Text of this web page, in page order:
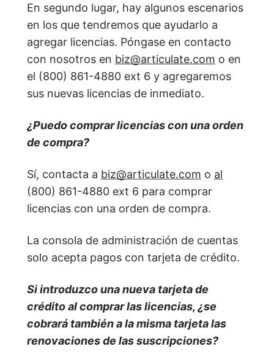
En segundo lugar, hay algunos escenarios
en los que tendremos que ayudarlo a
agregar licencias. Póngase en contacto
con nosotros en biz@articulate.com o en
el (800) 861-4880 ext 6 y agregaremos
sus nuevas licencias de inmediato.
¿Puedo comprar licencias con una orden
de compra?
Sí, contacta a biz@articulate.com o al
(800) 861-4880 ext 6 para comprar
licencias con una orden de compra.
La consola de administración de cuentas
solo acepta pagos con tarjeta de crédito.
Si introduzco una nueva tarjeta de
crédito al comprar las licencias, ¿se
cobrará también a la misma tarjeta las
renovaciones de las suscripciones?